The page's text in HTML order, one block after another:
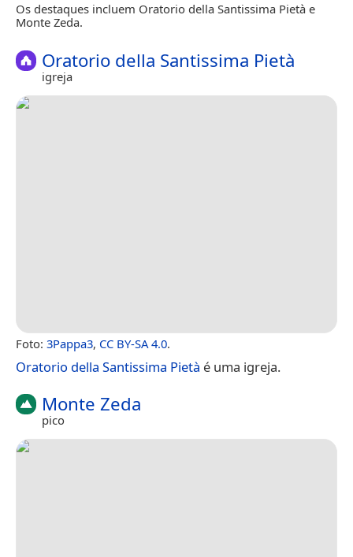
Os destaques incluem Oratorio della Santissima Pietà e
Monte Zeda.
Oratorio della Santissima Pietà
igreja
Foto: 3Pappa3, CC BY-SA 4.0.
Oratorio della Santissima Pietà é uma igreja.
Monte Zeda
pico